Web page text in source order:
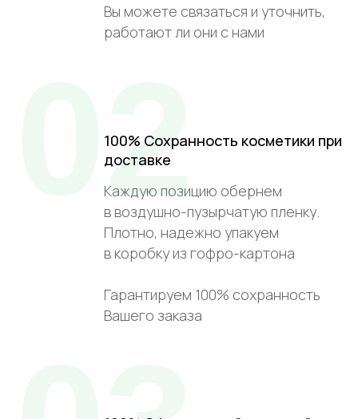
Вы можете связаться и уточнить,
работают ли они с нами
100% Сохранность косметики при
доставке
Каждую позицию обернем
в воздушно-пузырчатую пленку.
Плотно, надежно упакуем
в коробку из гофро-картона
Гарантируем 100% сохранность
Вашего заказа
02